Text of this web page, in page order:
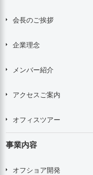
会長のご挨拶
企業理念
メンバー紹介
アクセスご案内
オフィスツアー
事業内容
オフショア開発